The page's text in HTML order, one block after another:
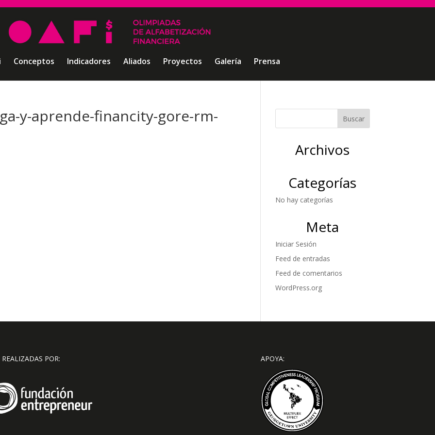
Conceptos Indicadores Aliados Proyectos Galería Prensa
y-aprende-financity-gore-rm-
Archivos
Categorías
No hay categorías
Meta
Iniciar Sesión
Feed de entradas
Feed de comentarios
WordPress.org
POR: APOYA: